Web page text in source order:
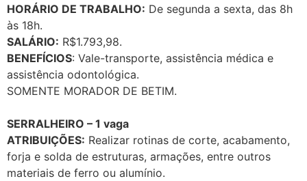
HORÁRIO DE TRABALHO: De segunda a sexta, das 8h
às 18h.
SALÁRIO: R$1.793,98.
BENEFÍCIOS: Vale-transporte, assistência médica e
assistência odontológica.
SOMENTE MORADOR DE BETIM.
SERRALHEIRO – 1 vaga
ATRIBUIÇÕES: Realizar rotinas de corte, acabamento,
forja e solda de estruturas, armações, entre outros
materiais de ferro ou alumínio.